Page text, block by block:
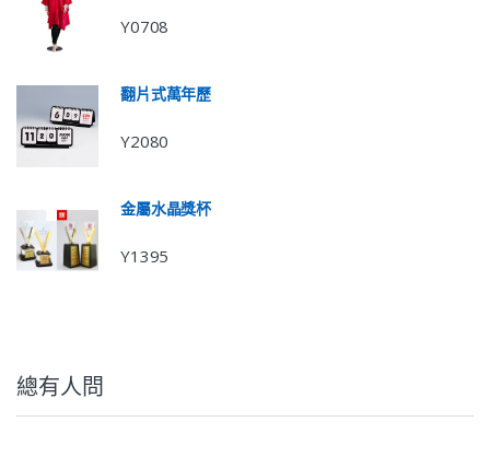
Y0708
翻片式萬年歷
Y2080
金屬水晶獎杯
Y1395
總有人問